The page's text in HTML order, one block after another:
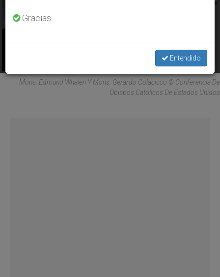
OCT 10, 2019 13:14
Mons. Edmund Whalen Y Mons. Gerardo Colacicco © Conferencia De
Obispos Católicos De Estados Unidos
Gracias.
Entendido